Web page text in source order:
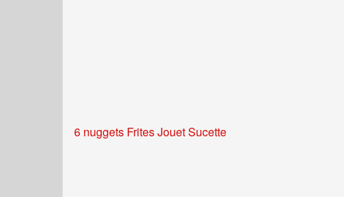
6 nuggets Frites Jouet Sucette